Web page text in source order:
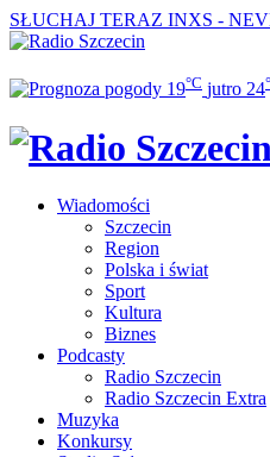
SŁUCHAJ TERAZ INXS -
19°C jutro 24
Wiadomości
Szczecin
Region
Polska i świat
Sport
Kultura
Biznes
Podcasty
Radio Szczecin
Radio Szczecin Extra
Muzyka
Konkursy